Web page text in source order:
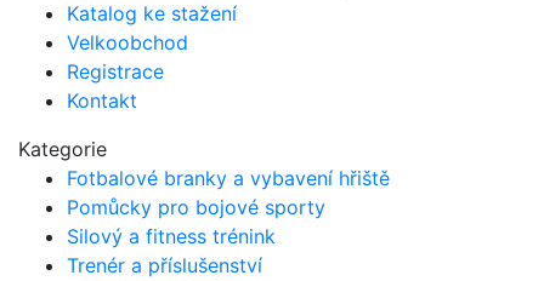
Katalog ke stažení
Velkoobchod
Registrace
Kontakt
Kategorie
Fotbalové branky a vybavení hřiště
Pomůcky pro bojové sporty
Silový a fitness trénink
Trenér a příslušenství